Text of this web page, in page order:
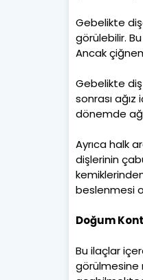
Gebelikte
görülebilir.
Ancak
Gebelikte diş
sonrası
dönemde
Ayrıca halk
dişlerinin
beslenmesi
Doğum
Bu ilaçlar
görülmesine